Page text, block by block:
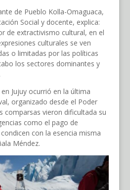
de Pueblo Kolla-Omaguaca,
Social y docente, explica:
de extractivismo cultural, en el
culturales se ven
o limitadas por las políticas
los sectores dominantes y
Jujuy ocurrió en la última
organizado desde el Poder
comparsas vieron dificultada su
como el pago de
con la esencia misma
Méndez.